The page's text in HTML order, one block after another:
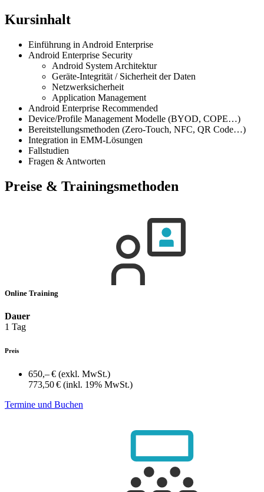
Kursinhalt
Einführung in Android Enterprise
Android Enterprise Security
Android System Architektur
Geräte-Integrität / Sicherheit der Daten
Netzwerksicherheit
Application Management
Android Enterprise Recommended
Device/Profile Management Modelle (BYOD, COPE…)
Bereitstellungsmethoden (Zero-Touch, NFC, QR Code…)
Integration in EMM-Lösungen
Fallstudien
Fragen & Antworten
Preise & Trainingsmethoden
Online Training
Dauer
1 Tag
Preis
650,– € (exkl. MwSt.)
773,50 € (inkl. 19% MwSt.)
Termine und Buchen